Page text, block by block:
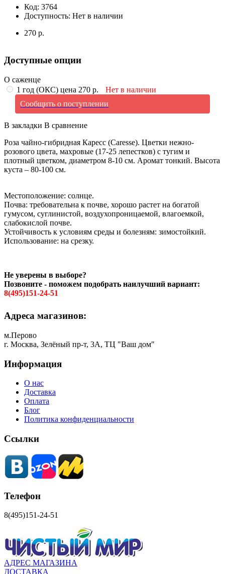
Код: 3764
Доступность: Нет в наличии
270 р.
Доступные опции
О саженце
1 год (ОКС) цена 270 р.
Нет в наличии
Сообщить о поступлении
В закладки В сравнение
Роза чайно-гибридная Каресс (Caresse). Цветки нежно-
розового цвета, махровые (17-25 лепестков) с тугим и
плотный цветком, диаметром 8-10 см. Аромат тонкий. Высота
куста – 80-100 см.
Местоположение: солнце.
Почва: требовательна к почве, хорошо растет на богатой
гумусом, суглинистой, воздухопроницаемой, влагоемкой,
слабокислой почве.
Устойчивость к условиям среды и болезням: зимостойкий.
Использование: на срезку.
Не уверены в выборе?
Позвоните - поможем подобрать наилучший вариант:
8(495)151-24-51
Адреса магазинов:
м.Перово
г. Москва, Зелёный пр-т, 3А, ТЦ "Ваш дом"
Информация
О нас
Доставка
Оплата
Блог
Политика конфиденциальности
Ссылки
Телефон
8(495)151-24-51
АДРЕС МАГАЗИНА
ДОСТАВКА